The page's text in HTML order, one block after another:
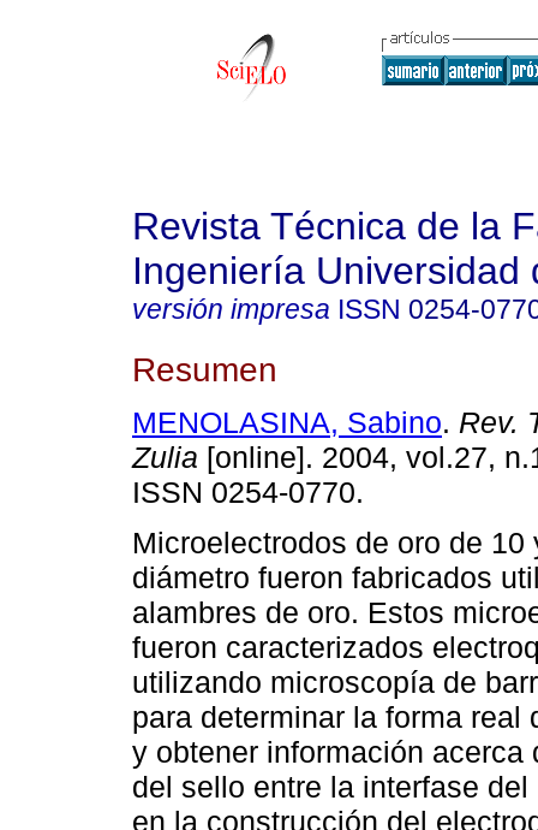
Revista Técnica de la
Ingeniería Universidad
versión impresa ISSN 0254-
Resumen
MENOLASINA, Sabino. Rev.
Zulia [online]. 2004, vol.27,
ISSN 0254-0770.
Microelectrodos de oro de 10
diámetro fueron fabricados
alambres de oro. Estos
fueron caracterizados
utilizando microscopía de
para determinar la forma real
y obtener información acerca
del sello entre la interfase
en la construcción del